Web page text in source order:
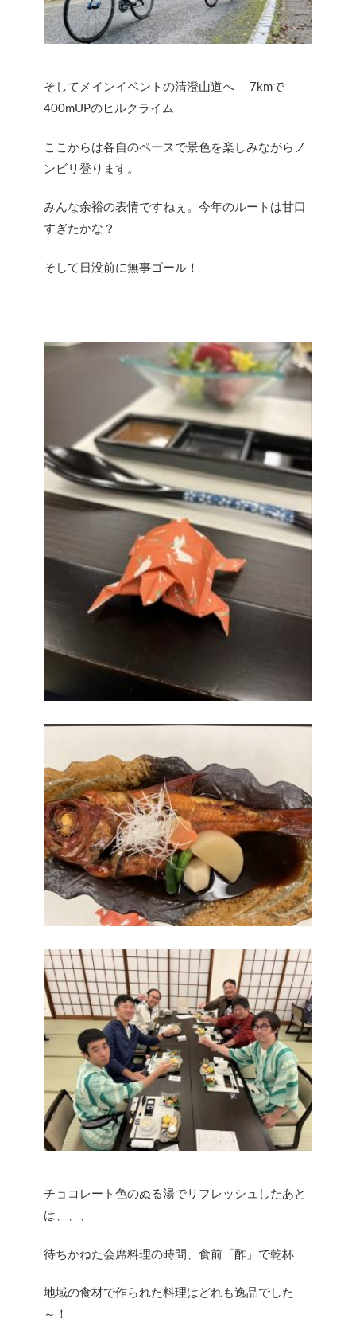
そしてメインイベントの清澄山道へ 7kmで
400mUPのヒルクライム
ここからは各自のペースで景色を楽しみながらノ
ンビリ登ります。
みんな余裕の表情ですねぇ。今年のルートは甘口
すぎたかな？
そして日没前に無事ゴール！
チョコレート色のぬる湯でリフレッシュしたあと
は、、、
待ちかねた会席料理の時間、食前「酢」で乾杯
地域の食材で作られた料理はどれも逸品でした
～！